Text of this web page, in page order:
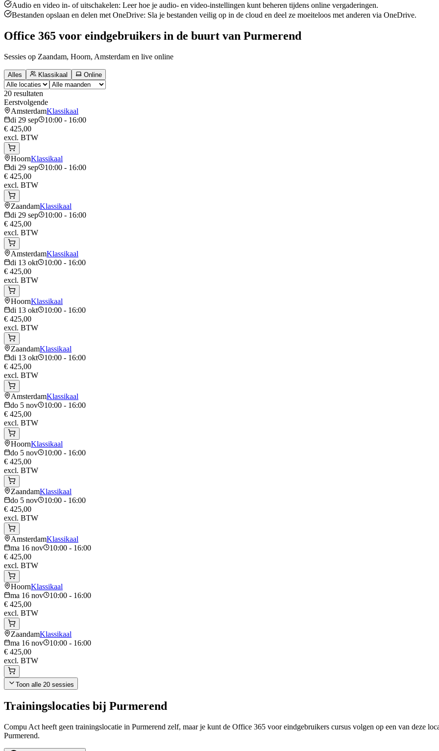
Audio en video in- of uitschakelen: Leer hoe je audio- en video-instellingen kunt beheren tijdens online vergaderingen.
Bestanden opslaan en delen met OneDrive: Sla je bestanden veilig op in de cloud en deel ze moeiteloos met anderen via OneDrive.
Office 365 voor eindgebruikers in de buurt van Purmerend
Sessies op Zaandam, Hoorn, Amsterdam en live online
Alles Klassikaal Online
20 resultaten
Eerstvolgende
AmsterdamKlassikaal
di 29 sep
10:00 - 16:00
€ 425,00
excl. BTW
HoornKlassikaal
di 29 sep
10:00 - 16:00
€ 425,00
excl. BTW
ZaandamKlassikaal
di 29 sep
10:00 - 16:00
€ 425,00
excl. BTW
AmsterdamKlassikaal
di 13 okt
10:00 - 16:00
€ 425,00
excl. BTW
HoornKlassikaal
di 13 okt
10:00 - 16:00
€ 425,00
excl. BTW
ZaandamKlassikaal
di 13 okt
10:00 - 16:00
€ 425,00
excl. BTW
AmsterdamKlassikaal
do 5 nov
10:00 - 16:00
€ 425,00
excl. BTW
HoornKlassikaal
do 5 nov
10:00 - 16:00
€ 425,00
excl. BTW
ZaandamKlassikaal
do 5 nov
10:00 - 16:00
€ 425,00
excl. BTW
AmsterdamKlassikaal
ma 16 nov
10:00 - 16:00
€ 425,00
excl. BTW
HoornKlassikaal
ma 16 nov
10:00 - 16:00
€ 425,00
excl. BTW
ZaandamKlassikaal
ma 16 nov
10:00 - 16:00
€ 425,00
excl. BTW
Toon alle 20 sessies
Trainingslocaties bij Purmerend
Compu Act heeft geen trainingslocatie in Purmerend zelf, maar je kunt de Office 365 voor eindgebruikers cursus volgen op een van deze
Purmerend.